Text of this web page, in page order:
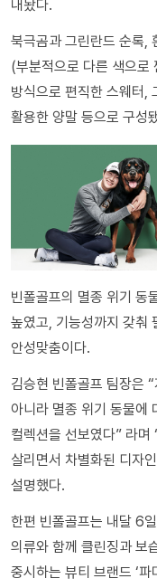
내놨다.
북극곰과 그린란드 순록,
(부분적으로 다른 색으로
방식으로 편직한 스웨터,
활용한 양말 등으로 구성
빈폴골프의 멸종 위기 동
높였고, 기능성까지 갖춰
안성맞춤이다.
김승현 빈폴골프 팀장은
아니라 멸종 위기 동물에
컬렉션을 선보였다” 라
살리면서 차별화된 디자
설명했다.
한편 빈폴골프는 내달 6
의류와 함께 클린징과 보
중시하는 뷰티 브랜드 ‘